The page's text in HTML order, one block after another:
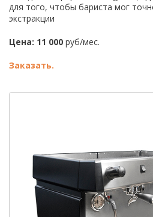
для того, чтобы бариста мог
экстракции
Цена: 11 000 руб/мес.
Заказать.